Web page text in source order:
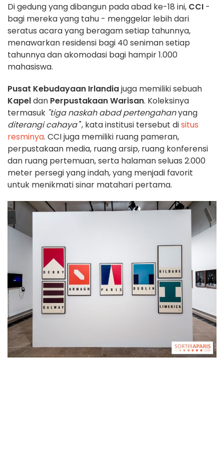
Di gedung yang dibangun pada abad ke-18 ini, CCI -
bagi mereka yang tahu - menggelar lebih dari
seratus acara yang beragam setiap tahunnya,
menawarkan residensi bagi 40 seniman setiap
tahunnya dan akomodasi bagi hampir 1.000
mahasiswa.
Pusat Kebudayaan Irlandiajuga memiliki sebuah
Kapeldan Perpustakaan Warisan. Koleksinya
termasuk "tiga naskah abad pertengahanyang
diterangi cahaya", kata institusi tersebut disitus
resminya. CCI juga memiliki ruang pameran,
perpustakaan media, ruang arsip, ruang konferensi
dan ruang pertemuan, serta halaman seluas 2.000
meter persegi yang indah, yang menjadi favorit
untuk menikmati sinar matahari pertama.